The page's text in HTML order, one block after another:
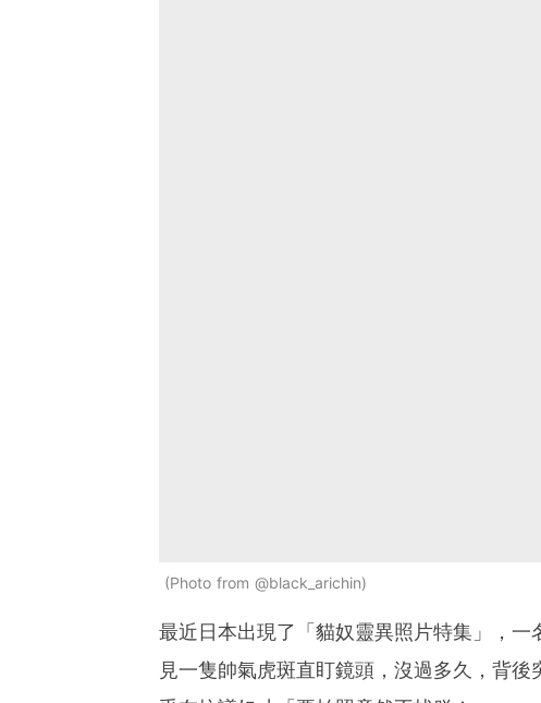
Photo from @black_arichin
最近日本出現了「貓奴靈異照片特集」，
見一隻帥氣虎斑直盯鏡頭，沒過多久，背